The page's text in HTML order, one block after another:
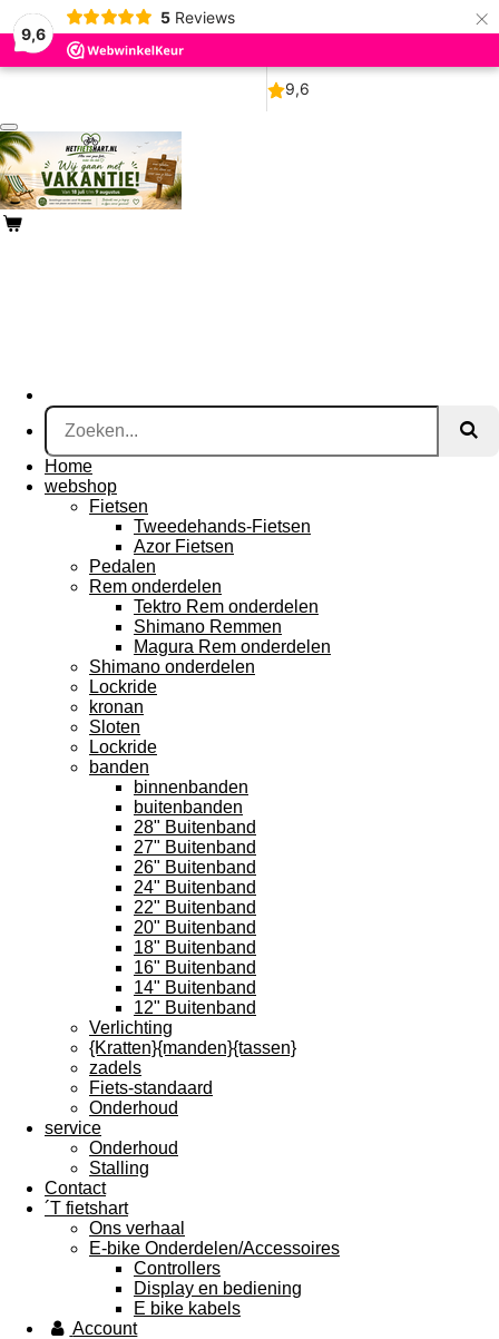
9,6
5 Reviews ×
Ga
direct
naar
Home
webshop
Fietsen
Tweedehands-Fietsen
Azor Fietsen
Pedalen
Rem onderdelen
Tektro Rem onderdelen
Shimano Remmen
Magura Rem onderdelen
Shimano onderdelen
Lockride
kronan
Sloten
Lockride
banden
binnenbanden
buitenbanden
28" Buitenband
27" Buitenband
26" Buitenband
24" Buitenband
22" Buitenband
20" Buitenband
18" Buitenband
16" Buitenband
14" Buitenband
12" Buitenband
Verlichting
{Kratten}{manden}{tassen}
zadels
Fiets-standaard
Onderhoud
service
Onderhoud
Stalling
Contact
´T fietshart
Ons verhaal
E-bike Onderdelen/Accessoires
Controllers
Display en bediening
E bike kabels
Account